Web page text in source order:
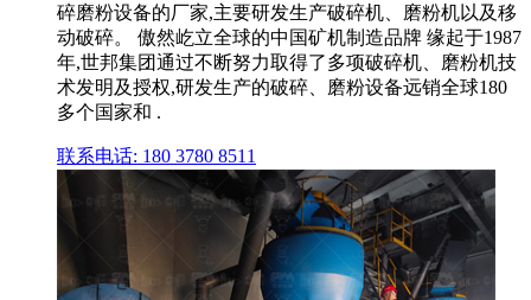
碎磨粉设备的厂家,主要研发生产破碎机、磨粉机以及移
动破碎。 傲然屹立全球的中国矿机制造品牌 缘起于1987
年,世邦集团通过不断努力取得了多项破碎机、磨粉机技
术发明及授权,研发生产的破碎、磨粉设备远销全球180
多个国家和 .
联系电话: 180 3780 8511